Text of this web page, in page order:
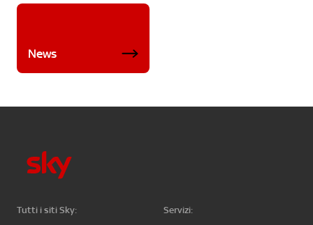
News
Tutti i siti Sky:
Servizi: